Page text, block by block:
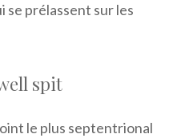
se prélassent sur les
spit
le plus septentrional